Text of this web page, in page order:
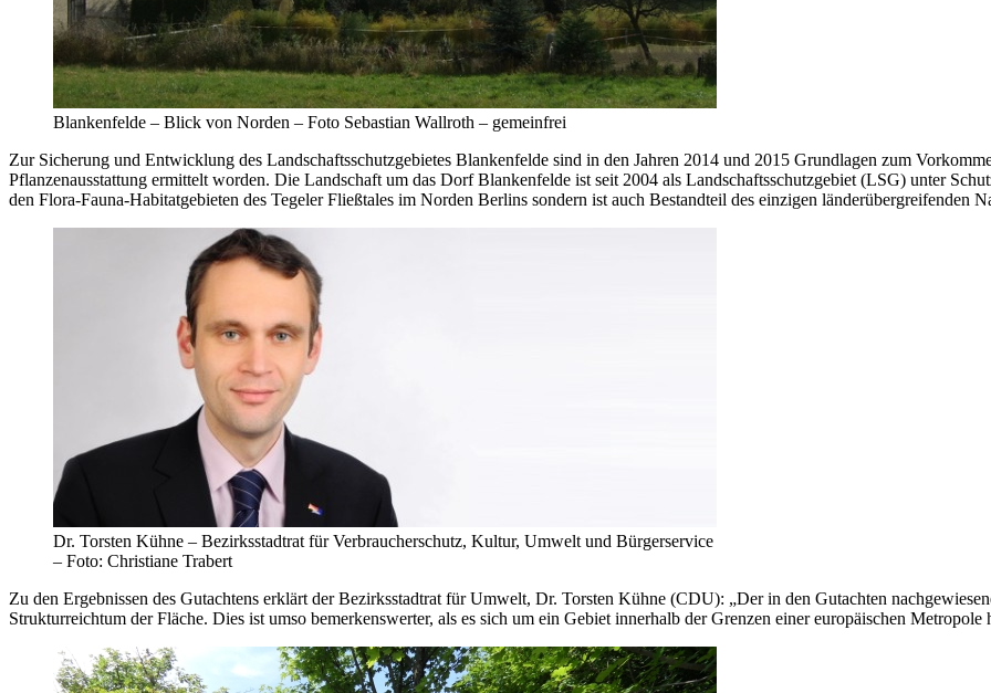
Blankenfelde – Blick von Norden – Foto Sebastian Wallroth – gemeinfrei
Zur Sicherung und Entwicklung des Landschaftsschutzgebietes Blankenfelde sind in den Jahren 2014 und 2015 Grundlagen zum
Pflanzenausstattung ermittelt worden. Die Landschaft um das Dorf Blankenfelde ist seit 2004 als Landschaftsschutzgebiet (LSG) unter
den Flora-Fauna-Habitatgebieten des Tegeler Fließtales im Norden Berlins sondern ist auch Bestandteil des einzigen länderübergreifenden
Dr. Torsten Kühne – Bezirksstadtrat für Verbraucherschutz, Kultur, Umwelt und Bürgerservice
– Foto: Christiane Trabert
Zu den Ergebnissen des Gutachtens erklärt der Bezirksstadtrat für Umwelt, Dr. Torsten Kühne (CDU): „Der in den Gutachten
Strukturreichtum der Fläche. Dies ist umso bemerkenswerter, als es sich um ein Gebiet innerhalb der Grenzen einer europäischen Metropole